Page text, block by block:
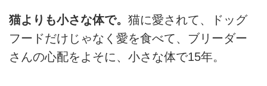
猫よりも小さな体で。 猫に愛されて、ドッグ
フードだけじゃなく愛を食べて、ブリーダー
さんの心配をよそに、小さな体で15年。